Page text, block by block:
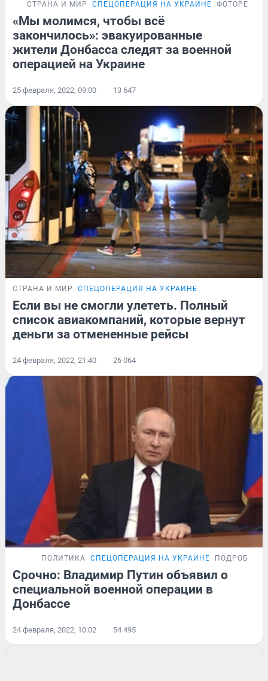
СТРАНА И МИР СПЕЦОПЕРАЦИЯ НА УКРАИНЕ
«Мы молимся, чтобы всё
закончилось»: эвакуированные
жители Донбасса следят за военной
операцией на Украине
25 февраля, 2022, 09:00 13 647
СТРАНА И МИР СПЕЦОПЕРАЦИЯ НА УКРАИНЕ
Если вы не смогли улететь. Полный
список авиакомпаний, которые вернут
деньги за отмененные рейсы
24 февраля, 2022, 21:40 26 064
ПОЛИТИКА СПЕЦОПЕРАЦИЯ НА УКРАИНЕ
Срочно: Владимир Путин объявил о
специальной военной операции в
Донбассе
24 февраля, 2022, 10:02 54 495